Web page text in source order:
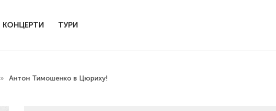
КОНЦЕРТИ ТУРИ
» Антон Тимошенко в Цюриху!